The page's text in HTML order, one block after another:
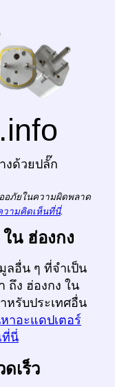
งด้วยปลั๊ก
อภัยในความผิดพลาด
วามคิดเห็นที่นี่.
น ฮ่องกง
ลอื่น ๆ ที่จำเป็น
ถึง ฮ่องกง ใน
หรับประเทศอื่น
าอะแดปเตอร์
ที่นี่
เร็ว